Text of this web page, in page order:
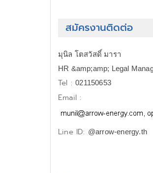
สมัครงานติดต่อ
มุนิล โตสวัสดิ์ มารา
HR &amp;amp; Legal
Tel :021150653
Email :
Line ID: @arrow-energy.th